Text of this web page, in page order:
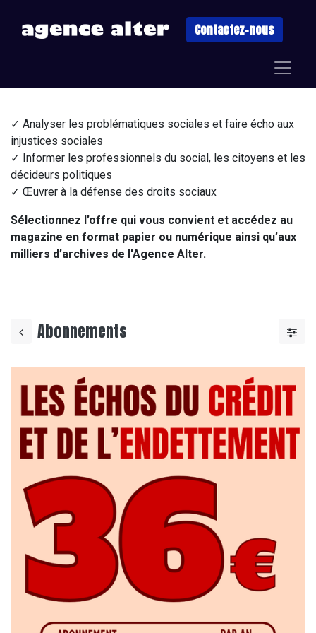
Contactez-nous
✓ Analyser les problématiques sociales et faire écho aux
injustices sociales
✓ Informer les professionnels du social, les citoyens et les
décideurs politiques
✓ Œuvrer à la défense des droits sociaux
Sélectionnez l’offre qui vous convient et accédez au
magazine en format papier ou numérique ainsi qu’aux
milliers d’archives de l'Agence Alter.
Abonnements